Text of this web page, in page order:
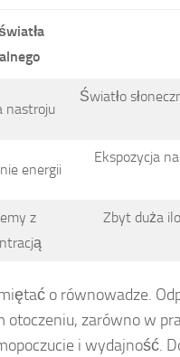
nastroju
Światło
energii
Ekspozycja
z
Zbyt duża
o równowadze.
otoczeniu, zarówno w
i wydajność.